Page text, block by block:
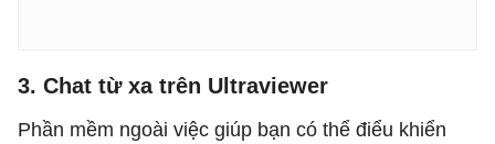
3. Chat từ xa trên Ultraviewer
Phần mềm ngoài việc giúp bạn có thể điểu khiển